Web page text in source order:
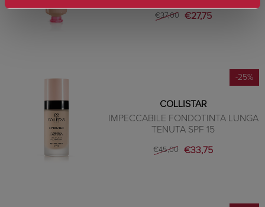
€37,00 €27,75
-25%
COLLISTAR
IMPECCABILE FONDOTINTA LUNGA
TENUTA SPF 15
€45,00 €33,75